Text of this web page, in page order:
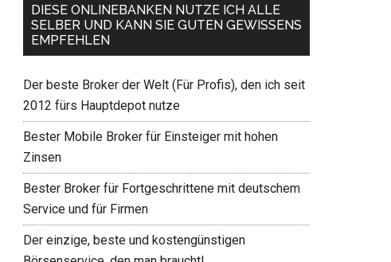
DIESE ONLINEBANKEN NUTZE ICH ALLE
SELBER UND KANN SIE GUTEN GEWISSENS
EMPFEHLEN
Der beste Broker der Welt (Für Profis), den ich seit
2012 fürs Hauptdepot nutze
Bester Mobile Broker für Einsteiger mit hohen
Zinsen
Bester Broker für Fortgeschrittene mit deutschem
Service und für Firmen
Der einzige, beste und kostengünstigen